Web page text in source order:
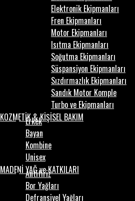
Elektronik Ekipmanları
Fren Ekipmanları
Motor Ekipmanları
Isıtma Ekipmanları
Soğutma Ekipmanları
Süspansiyon Ekipmanları
Sızdırmazlık Ekipmanları
Sandık Motor Komple
Turbo ve Ekipmanları
KOZMETİK & KİŞİSEL BAKIM
Erkek
Bayan
Kombine
Unisex
MADENİ YAĞ ve KATKILARI
Antifiriz
Bor Yağları
Defransiyel Yağları